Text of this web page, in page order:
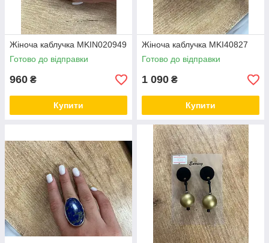
Жіноча каблучка MKIN020949
Готово до відправки
960 ₴
Купити
Жіноча каблучка MKI40827
Готово до відправки
1 090 ₴
Купити